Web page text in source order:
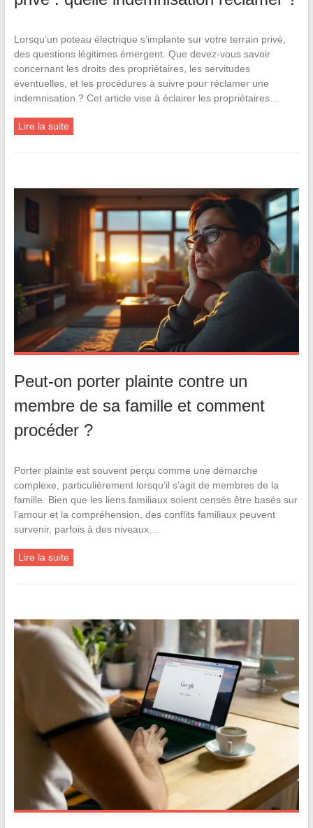
Lorsqu’un poteau électrique s’implante sur votre terrain privé,
des questions légitimes émergent. Que devez-vous savoir
concernant les droits des propriétaires, les servitudes
éventuelles, et les procédures à suivre pour réclamer une
indemnisation ? Cet article vise à éclairer les propriétaires…
Lire la suite
Peut-on porter plainte contre un
membre de sa famille et comment
procéder ?
Porter plainte est souvent perçu comme une démarche
complexe, particulièrement lorsqu’il s’agit de membres de la
famille. Bien que les liens familiaux soient censés être basés sur
l’amour et la compréhension, des conflits familiaux peuvent
survenir, parfois à des niveaux…
Lire la suite